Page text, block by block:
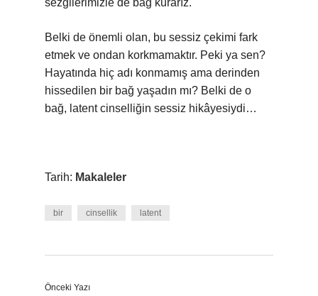
sezgilerimizle de bağ kurarız.
Belki de önemli olan, bu sessiz çekimi fark
etmek ve ondan korkmamaktır. Peki ya sen?
Hayatında hiç adı konmamış ama derinden
hissedilen bir bağ yaşadın mı? Belki de o
bağ, latent cinselliğin sessiz hikâyesiydi…
Tarih: Makaleler
bir cinsellik latent
Önceki Yazı